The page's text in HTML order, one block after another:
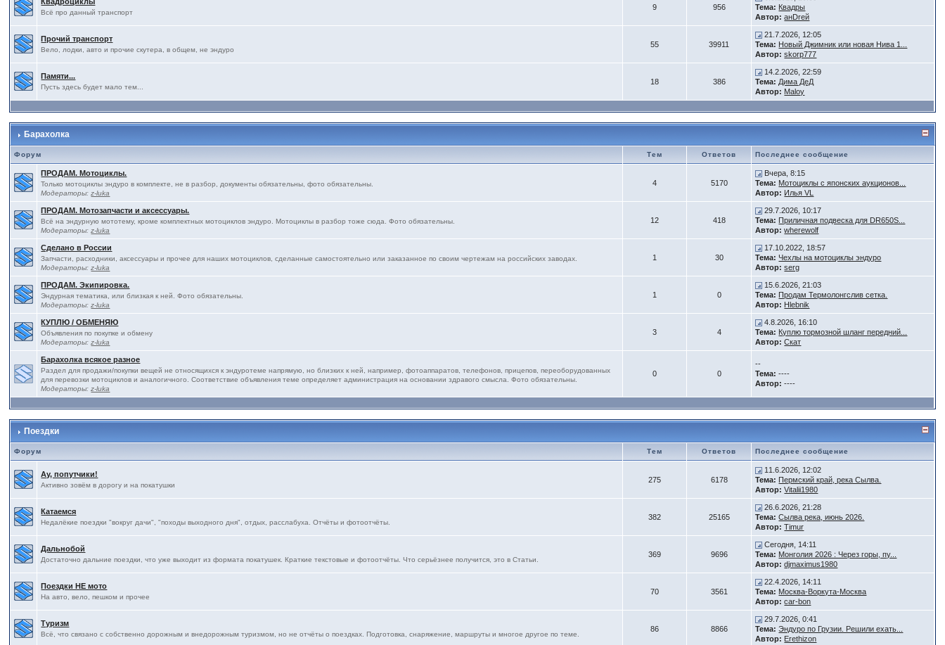
Всё про данный транспорт
9 956
Тема: Квадры
Автор: анDrей
Прочий транспорт
Вело, лодки, авто и прочие скутера, в общем, не эндуро
55 39911
21.7.2026, 12:05
Тема: Новый Джимник или новая Нива 1...
Автор: skorp777
Памяти...
Пусть здесь будет мало тем...
18 386
14.2.2026, 22:59
Тема: Дима ДеД
Автор: Maloy
Барахолка
Форум Тем Ответов Последнее сообщение
ПРОДАМ. Мотоциклы.
Только мотоциклы эндуро в комплекте, не в разбор, документы обязательны, фото обязательны.
Модераторы:z-luka
4 5170
Вчера, 8:15
Тема: Мотоциклы с японских аукционов...
Автор: Илья VL
ПРОДАМ. Мотозапчасти и аксессуары.
Всё на эндурную мототему, кроме комплектных мотоциклов эндуро. Мотоциклы в разбор тоже сюда. Фото обязательны.
Модераторы:z-luka
12 418
29.7.2026, 10:17
Тема: Приличная подвеска для DR650S...
Автор: wherewolf
Сделано в России
Запчасти, расходники, аксессуары и прочее для наших мотоциклов, сделанные самостоятельно или заказанное по своим чертежам на российских заводах.
Модераторы:z-luka
1 30
17.10.2022, 18:57
Тема: Чехлы на мотоциклы эндуро
Автор: serg
ПРОДАМ. Экипировка.
Эндурная тематика, или близкая к ней. Фото обязательны.
Модераторы:z-luka
1 0
15.6.2026, 21:03
Тема: Продам Термолонгслив сетка.
Автор: Hlebnik
КУПЛЮ / ОБМЕНЯЮ
Объявления по покупке и обмену
Модераторы:z-luka
3 4
4.8.2026, 16:10
Тема: Куплю тормозной шланг передний...
Автор: Скат
Барахолка всякое разное
Раздел для продажи/покупки вещей не относящихся к эндуротеме напрямую, но близких к ней, например, фотоаппаратов, телефонов, прицепов, переоборудованных
для перевозки мотоциклов и аналогичного. Соответствие объявления теме определяет администрация на основании здравого смысла. Фото обязательны.
Модераторы:z-luka
0 0
--
Тема: ----
Автор: ----
Поездки
Форум Тем Ответов Последнее сообщение
Ау, попутчики!
Активно зовём в дорогу и на покатушки
275 6178
11.6.2026, 12:02
Тема: Пермский край, река Сылва.
Автор: Vitalii1980
Катаемся
Недалёкие поездки "вокруг дачи", "походы выходного дня", отдых, расслабуха. Отчёты и фотоотчёты.
382 25165
26.6.2026, 21:28
Тема: Сылва река, июнь 2026.
Автор: Timur
Дальнобой
Достаточно дальние поездки, что уже выходит из формата покатушек. Краткие текстовые и фотоотчёты. Что серьёзнее получится, это в Статьи.
369 9696
Сегодня, 14:11
Тема: Монголия 2026 : Через горы, пу...
Автор: djmaximus1980
Поездки НЕ мото
На авто, вело, пешком и прочее
70 3561
22.4.2026, 14:11
Тема: Москва-Воркута-Москва
Автор: car-bon
Туризм
Всё, что связано с собственно дорожным и внедорожным туризмом, но не отчёты о поездках. Подготовка, снаряжение, маршруты и многое другое по теме.
86 8866
29.7.2026, 0:41
Тема: Эндуро по Грузии. Решили ехать...
Автор: Erethizon